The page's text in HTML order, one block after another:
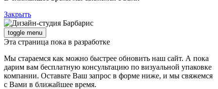
Закрыть
toggle menu
Эта страница пока в разработке
Мы стараемся как можно быстрее обновить наш сайт. А пока
дарим вам бесплатную консультацию по визуальной упаковке
компании. Оставьте Ваш запрос в форме ниже, и мы свяжемся
с Вами в ближайшее время.